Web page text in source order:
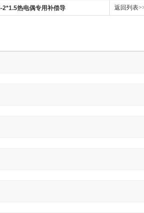
2*1.5热电偶专用补偿导 返回列表